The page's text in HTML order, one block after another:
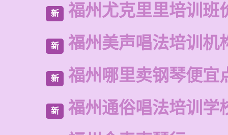
新 福州尤克里里培训班
新 福州美声唱法培训机
新 福州哪里卖钢琴便宜
新 福州通俗唱法培训学